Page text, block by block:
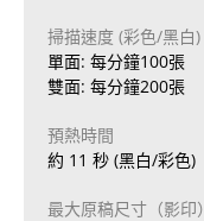
掃描速度 (彩色/黑白)
單面: 每分鐘100張
雙面: 每分鐘200張
預熱時間
約 11 秒 (黑白/彩色)
最大原稿尺寸（影印）